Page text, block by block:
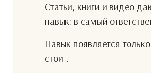
Статьи, книги и видео
навык: в самый
Навык появляется
стоит.